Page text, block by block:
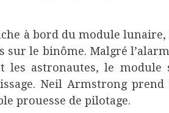
à bord du module lunaire,
sur le binôme. Malgré
les astronautes, le module
Neil Armstrong prend
prouesse de pilotage.